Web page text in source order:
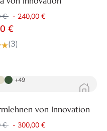
€ - 240,00 €
€
(3)
+49
von Innovation
€ - 300,00 €